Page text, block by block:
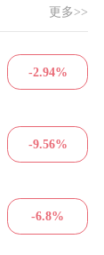
更多>>
-2.94%
-9.56%
-6.8%